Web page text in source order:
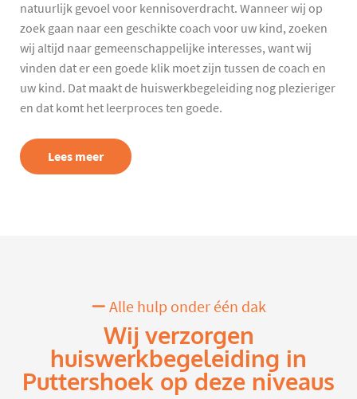
natuurlijk gevoel voor kennisoverdracht. Wanneer wij op
zoek gaan naar een geschikte coach voor uw kind, zoeken
wij altijd naar gemeenschappelijke interesses, want wij
vinden dat er een goede klik moet zijn tussen de coach en
uw kind. Dat maakt de huiswerkbegeleiding nog plezieriger
en dat komt het leerproces ten goede.
Lees meer
Alle hulp onder één dak
Wij verzorgen
huiswerkbegeleiding in
Puttershoek op deze niveaus